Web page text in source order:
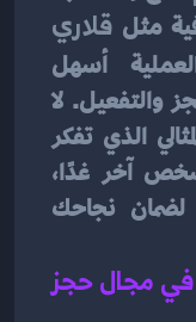
مثل
وأسرع، من الاستعلام وحتى الحجز والتفعيل. لا
تؤجل هذه الخطوة، فالدومين المثالي الذي تفكر
للاتصال بنا ومعرفة خدامتنا في مجال حجز